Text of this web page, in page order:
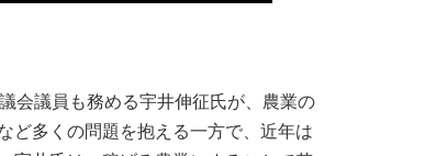
会議員も務める宇井伸征氏が、農業の
ど多くの問題を抱える一方で、近年は